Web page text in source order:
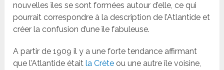
nouvelles îles se sont formées autour d’elle, ce qui
pourrait correspondre à la description de l’Atlantide et
créer la confusion d’une île fabuleuse.
A partir de 1909 il y a une forte tendance affirmant
que l’Atlantide étaitla Crète ou une autre île voisine,